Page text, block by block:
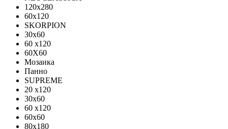
120х280
60х120
SKORPION
30х60
60 x120
60X60
Мозаика
Панно
SUPREME
20 x120
30x60
60 x120
60x60
80x180